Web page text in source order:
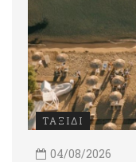
ΤΑΞΙΔΙ
04/08/2026